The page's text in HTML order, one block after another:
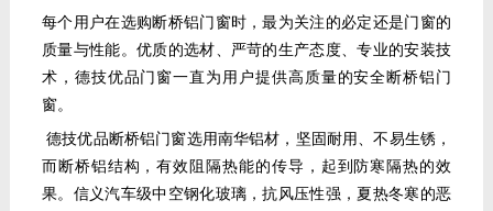
每个用户在选购断桥铝门窗时，最为关注的必定还是门窗的
质量与性能。优质的选材、严苛的生产态度、专业的安装技
术，德技优品门窗一直为用户提供高质量的安全断桥铝门
窗。
德技优品断桥铝门窗选用南华铝材，坚固耐用、不易生锈，
而断桥铝结构，有效阻隔热能的传导，起到防寒隔热的效
果。信义汽车级中空钢化玻璃，抗风压性强，夏热冬寒的恶